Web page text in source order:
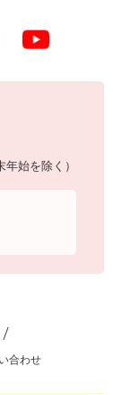
始を除く）
合わせ